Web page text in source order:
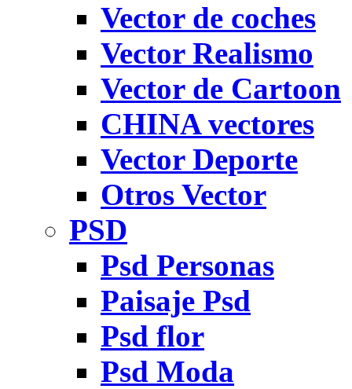
Vector de coches
Vector Realismo
Vector de Cartoon
CHINA vectores
Vector Deporte
Otros Vector
PSD
Psd Personas
Paisaje Psd
Psd flor
Psd Moda